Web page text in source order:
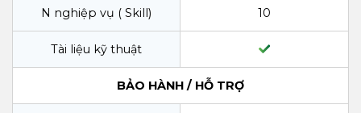
N nghiệp vụ ( Skill) 10
Tài liệu kỹ thuật
BẢO HÀNH / HỖ TRỢ